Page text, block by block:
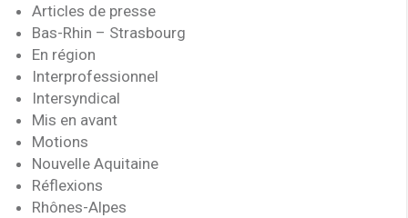
Articles de presse
Bas-Rhin – Strasbourg
En région
Interprofessionnel
Intersyndical
Mis en avant
Motions
Nouvelle Aquitaine
Réflexions
Rhônes-Alpes